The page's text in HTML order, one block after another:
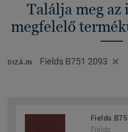
Találja meg az
megfelelő
DIZÁJN Fields B751 2093
Fields
Fields